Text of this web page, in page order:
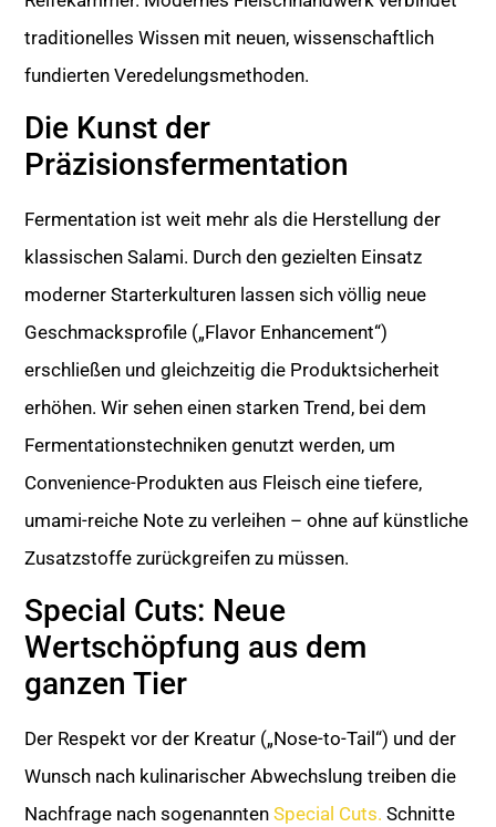
traditionelles Wissen mit neuen, wissenschaftlich
fundierten Veredelungsmethoden.
Die Kunst der
Präzisionsfermentation
Fermentation ist weit mehr als die Herstellung der
klassischen Salami. Durch den gezielten Einsatz
moderner Starterkulturen lassen sich völlig neue
Geschmacksprofile („Flavor Enhancement“)
erschließen und gleichzeitig die Produktsicherheit
erhöhen. Wir sehen einen starken Trend, bei dem
Fermentationstechniken genutzt werden, um
Convenience-Produkten aus Fleisch eine tiefere,
umami-reiche Note zu verleihen – ohne auf künstliche
Zusatzstoffe zurückgreifen zu müssen.
Special Cuts: Neue
Wertschöpfung aus dem
ganzen Tier
Der Respekt vor der Kreatur („Nose-to-Tail“) und der
Wunsch nach kulinarischer Abwechslung treiben die
Nachfrage nach sogenannten Special Cuts. Schnitte